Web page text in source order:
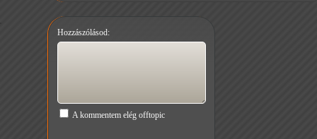
Hozzászólásod:
A kommentem elég offtopic